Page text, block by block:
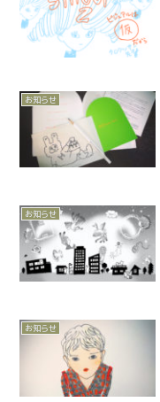
お知らせ
お知らせ
お知らせ